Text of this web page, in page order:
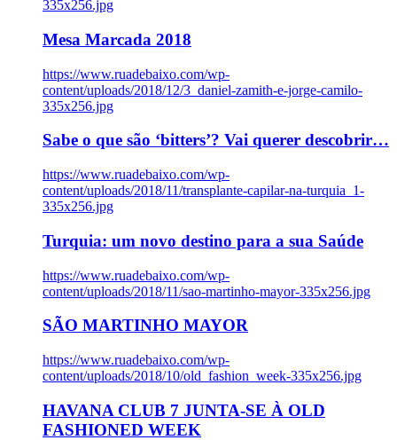
335x256.jpg
Mesa Marcada 2018
https://www.ruadebaixo.com/wp-
content/uploads/2018/12/3_daniel-zamith-e-jorge-camilo-
335x256.jpg
Sabe o que são ‘bitters’? Vai querer descobrir…
https://www.ruadebaixo.com/wp-
content/uploads/2018/11/transplante-capilar-na-turquia_1-
335x256.jpg
Turquia: um novo destino para a sua Saúde
https://www.ruadebaixo.com/wp-
content/uploads/2018/11/sao-martinho-mayor-335x256.jpg
SÃO MARTINHO MAYOR
https://www.ruadebaixo.com/wp-
content/uploads/2018/10/old_fashion_week-335x256.jpg
HAVANA CLUB 7 JUNTA-SE À OLD
FASHIONED WEEK